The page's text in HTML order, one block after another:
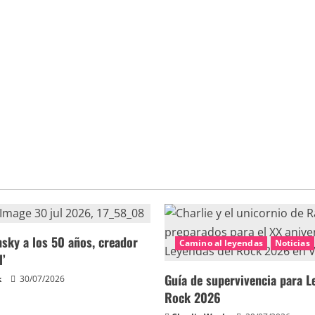
a los 50 años, creador
30/07/2026
Camino al leyendas Noticias
Guía de supervivencia para
Rock 2026